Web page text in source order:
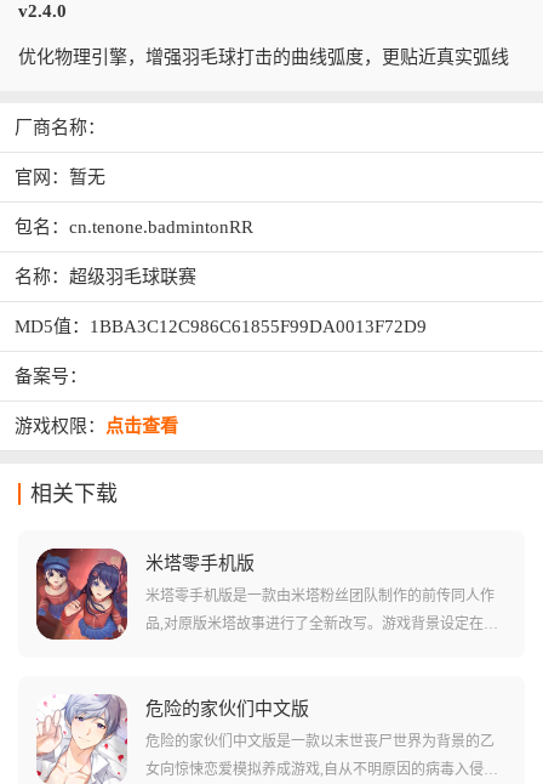
v2.4.0
优化物理引擎，增强羽毛球打击的曲线弧度，更贴近真实弧线
厂商名称：
官网：暂无
包名：cn.tenone.badmintonRR
名称：超级羽毛球联赛
MD5值：1BBA3C12C986C61855F99DA0013F72D9
备案号：
游戏权限： 点击查看
相关下载
米塔零手机版
米塔零手机版是一款由米塔粉丝团队制作的前传同人作
品,对原版米塔故事进行了全新改写。游戏背景设定在原
戏的全部内容,需要借助自带模拟器才能运行。游戏融合
了解谜、互动养成与逃生元素,加入了全部的米塔角色,支
持互动对话,拥有独特的动作设计、表情差分和配音。
危险的家伙们中文版
危险的家伙们中文版是一款以末世丧尸世界为背景的乙
女向惊悚恋爱模拟养成游戏,自从不明原因的病毒入侵后,